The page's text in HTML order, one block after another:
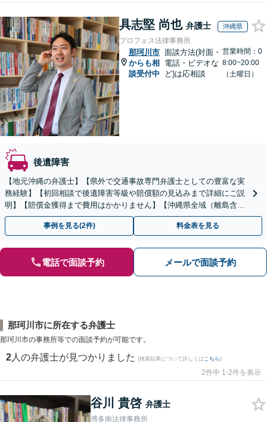
具志堅 尚也 弁護士 沖縄県
プロフェス法律事務所
那珂川市
からも相
談受付中
面談方法(対面・
電話・ビデオな
ど)は応相談
営業時間：0
8:00~20:00
（土曜日）
後遺障害
【地元沖縄の弁護士】【県外で交通事故専門弁護士としての豊富な実
務経験】【初回相談で後遺障害等級や賠償額の見込みまで詳細にご説
明】【賠償金獲得まで費用はかかりません】【沖縄県全域（離島含
む）対応◎】
事例を見る(2件) 料金表を見る
電話で面談予約 メールで面談予約
那珂川市に所在する弁護士
那珂川市の事務所等での面談予約が可能です。
2 人の弁護士が見つかりました (検索結果について詳しくは こちら)
2件中 1-2件を表示
谷川 貴啓 弁護士
博多南法律事務所